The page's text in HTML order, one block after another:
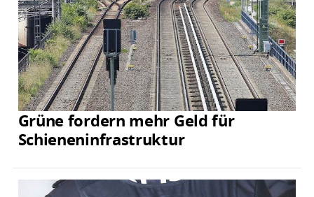
Grüne fordern mehr Geld für
Schieneninfrastruktur